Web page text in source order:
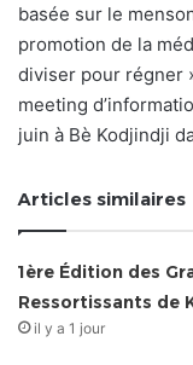
basée sur le
promotion de la
diviser pour régner
meeting
juin à Bè Kodjindji
Articles similaires
1ère Édition des
Ressortissants de
il y a 1 jour